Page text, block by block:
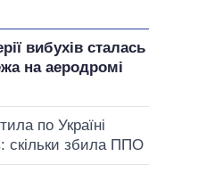
вибухів сталась
на аеродромі
по Україні
скільки збила ППО